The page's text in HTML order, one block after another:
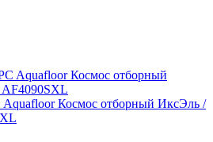
Космос отборный ИксЭль /